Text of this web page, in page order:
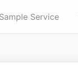
Service